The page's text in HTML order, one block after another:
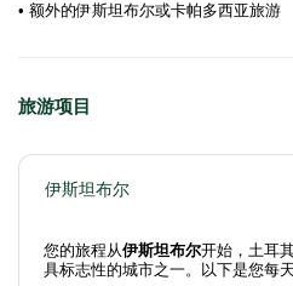
• 额外的伊斯坦布尔或卡帕多西亚旅游
旅游项目
伊斯坦布尔
您的旅程从伊斯坦布尔开始，土耳
具标志性的城市之一。以下是您每